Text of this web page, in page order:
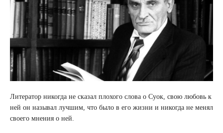
Литератор никогда не сказал плохого слова о Суок, свою любовь к
ней он называл лучшим, что было в его жизни и никогда не менял
своего мнения о ней.